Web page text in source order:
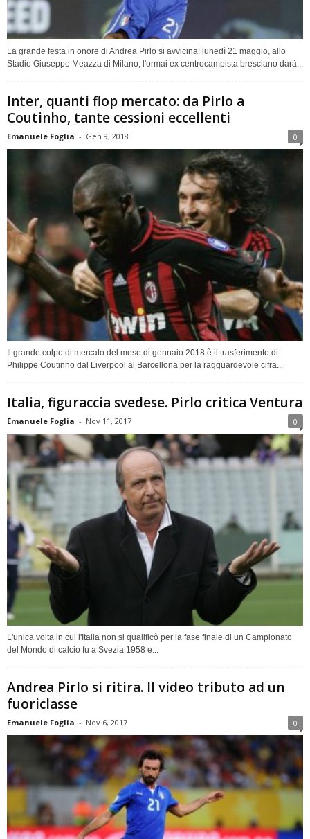
La grande festa in onore di Andrea Pirlo si avvicina: lunedì 21 maggio, allo
Stadio Giuseppe Meazza di Milano, l'ormai ex centrocampista bresciano darà...
Inter, quanti flop mercato: da Pirlo a
Coutinho, tante cessioni eccellenti
Emanuele Foglia - Gen 9, 2018 0
Il grande colpo di mercato del mese di gennaio 2018 è il trasferimento di
Philippe Coutinho dal Liverpool al Barcellona per la ragguardevole cifra...
Italia, figuraccia svedese. Pirlo critica Ventura
Emanuele Foglia - Nov 11, 2017 0
L'unica volta in cui l'Italia non si qualificò per la fase finale di un Campionato
del Mondo di calcio fu a Svezia 1958 e...
Andrea Pirlo si ritira. Il video tributo ad un
fuoriclasse
Emanuele Foglia - Nov 6, 2017 0